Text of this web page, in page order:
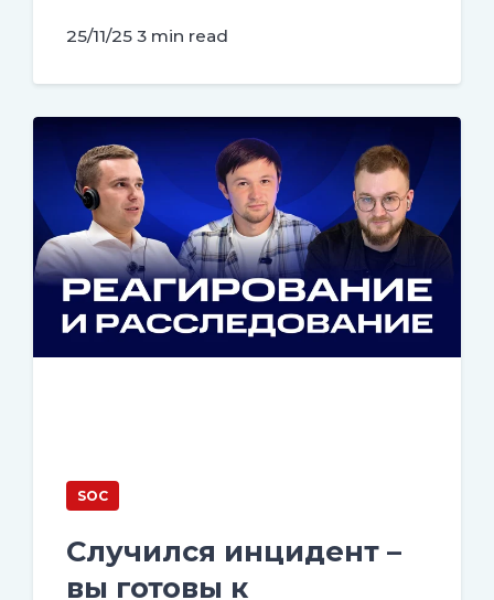
25/11/25 3 min read
SOC
Случился инцидент –
вы готовы к